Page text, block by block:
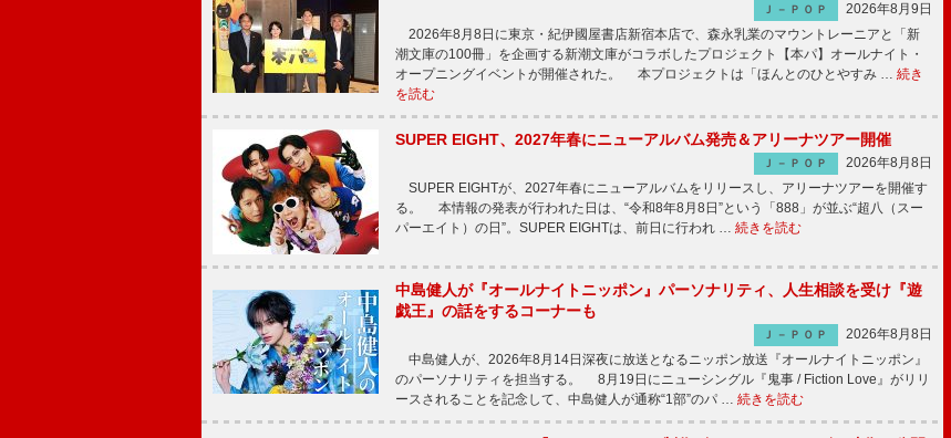
Ｊ－ＰＯＰ
2026年8月9日
2026年8月8日に東京・紀伊國屋書店新宿本店で、森永乳業のマウントレーニアと「新
潮文庫の100冊」を企画する新潮文庫がコラボしたプロジェクト【本パ】オールナイト・
オープニングイベントが開催された。 本プロジェクトは「ほんとのひとやすみ … 続き
を読む
SUPER EIGHT、2027年春にニューアルバム発売＆アリーナツアー開催
Ｊ－ＰＯＰ
2026年8月8日
SUPER EIGHTが、2027年春にニューアルバムをリリースし、アリーナツアーを開催す
る。 本情報の発表が行われた日は、“令和8年8月8日”という「888」が並ぶ“超八（スー
パーエイト）の日”。SUPER EIGHTは、前日に行われ … 続きを読む
中島健人が『オールナイトニッポン』パーソナリティ、人生相談を受け『遊
戯王』の話をするコーナーも
Ｊ－ＰＯＰ
2026年8月8日
中島健人が、2026年8月14日深夜に放送となるニッポン放送『オールナイトニッポン』
のパーソナリティを担当する。 8月19日にニューシングル『鬼事 / Fiction Love』がリリ
ースされることを記念して、中島健人が通称“1部”のパ … 続きを読む